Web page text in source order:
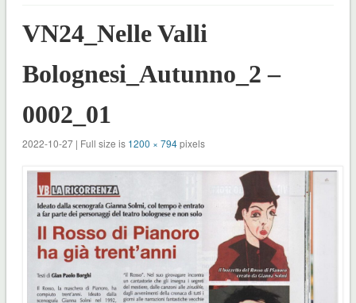
VN24_Nelle Valli
Bolognesi_Autunno_2 –
0002_01
2022-10-27 | Full size is 1200 × 794pixels